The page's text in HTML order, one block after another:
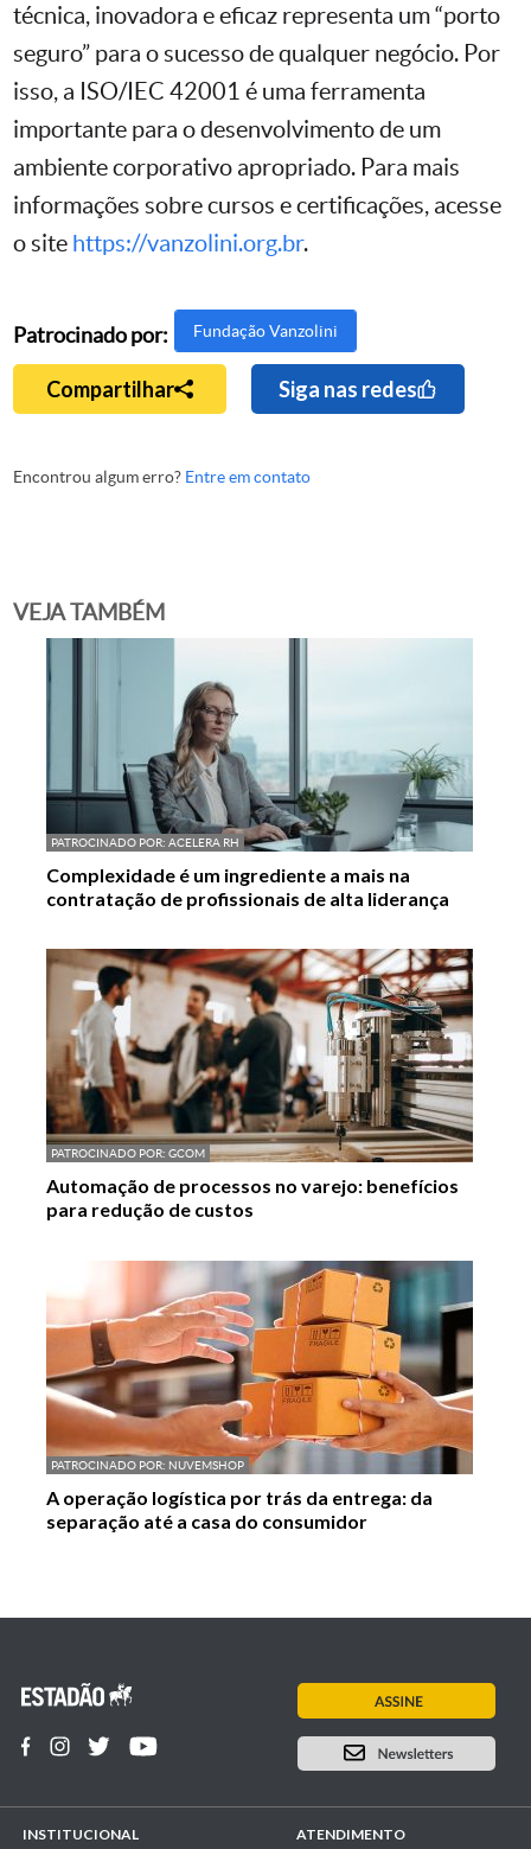
técnica, inovadora e eficaz representa um “porto
seguro” para o sucesso de qualquer negócio. Por
isso, a ISO/IEC 42001 é uma ferramenta
importante para o desenvolvimento de um
ambiente corporativo apropriado. Para mais
informações sobre cursos e certificações, acesse
o site https://vanzolini.org.br.
Patrocinado por: Fundação Vanzolini
Compartilhar Siga nas redes
Encontrou algum erro? Entre em contato
VEJA TAMBÉM
PATROCINADO POR: ACELERA RH
Complexidade é um ingrediente a mais na
contratação de profissionais de alta liderança
PATROCINADO POR: GCOM
Automação de processos no varejo: benefícios
para redução de custos
PATROCINADO POR: NUVEMSHOP
A operação logística por trás da entrega: da
separação até a casa do consumidor
INSTITUCIONAL ATENDIMENTO